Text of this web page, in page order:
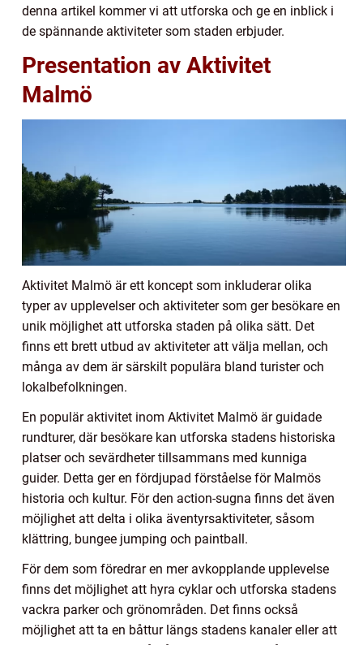
denna artikel kommer vi att utforska och ge en inblick i
de spännande aktiviteter som staden erbjuder.
Presentation av Aktivitet
Malmö
Aktivitet Malmö är ett koncept som inkluderar olika
typer av upplevelser och aktiviteter som ger besökare en
unik möjlighet att utforska staden på olika sätt. Det
finns ett brett utbud av aktiviteter att välja mellan, och
många av dem är särskilt populära bland turister och
lokalbefolkningen.
En populär aktivitet inom Aktivitet Malmö är guidade
rundturer, där besökare kan utforska stadens historiska
platser och sevärdheter tillsammans med kunniga
guider. Detta ger en fördjupad förståelse för Malmös
historia och kultur. För den action-sugna finns det även
möjlighet att delta i olika äventyrsaktiviteter, såsom
klättring, bungee jumping och paintball.
För dem som föredrar en mer avkopplande upplevelse
finns det möjlighet att hyra cyklar och utforska stadens
vackra parker och grönområden. Det finns också
möjlighet att ta en båttur längs stadens kanaler eller att